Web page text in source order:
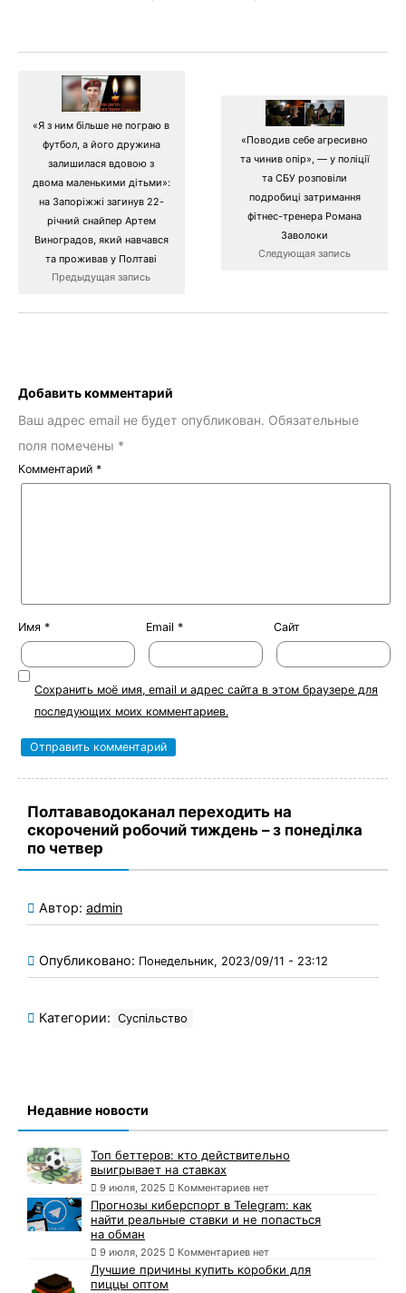
«Я з ним більше не пограю в
футбол, а його дружина
залишилася вдовою з
двома маленькими дітьми»:
на Запоріжжі загинув 22-
річний снайпер Артем
Виноградов, який навчався
та проживав у Полтаві
Предыдущая запись
«Поводив себе агресивно
та чинив опір», — у поліції
та СБУ розповіли
подробиці затримання
фітнес-тренера Романа
Заволоки
Следующая запись
Добавить комментарий
Ваш адрес email не будет опубликован. Обязательные
поля помечены *
Комментарий *
Имя * Email * Сайт
Сохранить моё имя, email и адрес сайта в этом браузере для
последующих моих комментариев.
Полтававодоканал переходить на
скорочений робочий тиждень – з понеділка
по четвер
Автор: admin
Опубликовано: Понедельник, 2023/09/11 - 23:12
Категории: Суспільство
Недавние новости
Топ беттеров: кто действительно
выигрывает на ставках
9 июля, 2025 Комментариев нет
Прогнозы киберспорт в Telegram: как
найти реальные ставки и не попасться
на обман
9 июля, 2025 Комментариев нет
Лучшие причины купить коробки для
пиццы оптом